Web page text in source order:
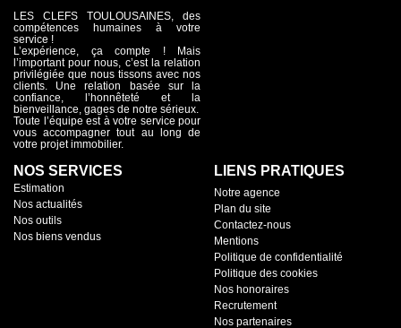
LES CLEFS TOULOUSAINES, des
compétences humaines à votre
service !
L’expérience, ça compte ! Mais
l’important pour nous, c’est la relation
privilégiée que nous tissons avec nos
clients. Une relation basée sur la
confiance, l’honnêteté et la
bienveillance, gages de notre sérieux.
Toute l’équipe est à votre service pour
vous accompagner tout au long de
votre projet immobilier.
NOS SERVICES
Estimation
Nos actualités
Nos outils
Nos biens vendus
LIENS PRATIQUES
Notre agence
Plan du site
Contactez-nous
Mentions
Politique de confidentialité
Politique des cookies
Nos honoraires
Recrutement
Nos partenaires